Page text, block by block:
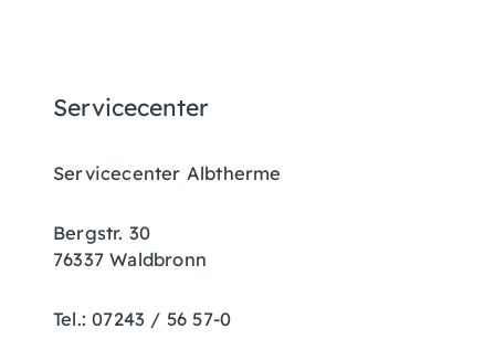
Servicecenter
Servicecenter Albtherme
Bergstr. 30
76337 Waldbronn
Tel.: 07243 / 56 57-0